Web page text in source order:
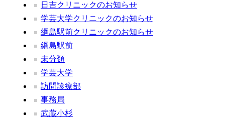
日吉クリニックのお知らせ
学芸大学クリニックのお知らせ
綱島駅前クリニックのお知らせ
綱島駅前
未分類
学芸大学
訪問診療部
事務局
武蔵小杉